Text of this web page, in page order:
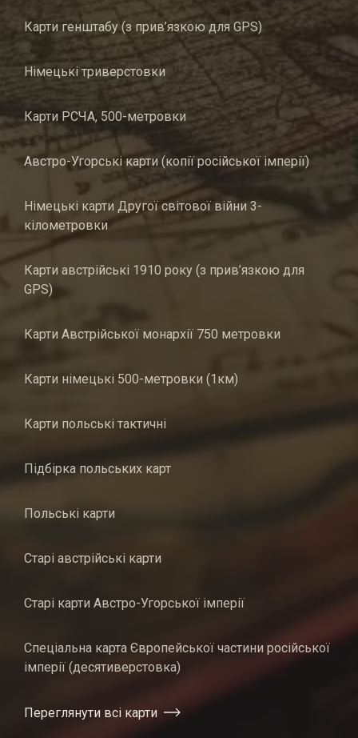
Карти генштабу (з прив’язкою для GPS)
Німецькі триверстовки
Карти РСЧА, 500-метровки
Австро-Угорські карти (копії російської імперії)
Німецькі карти Другої світової війни 3-
кілометровки
Карти австрійські 1910 року (з прив’язкою для
GPS)
Карти Австрійської монархії 750 метровки
Карти німецькі 500-метровки (1км)
Карти польські тактичні
Підбірка польських карт
Польські карти
Старі австрійські карти
Старі карти Австро-Угорської імперії
Спеціальна карта Європейської частини російської
імперії (десятиверстовка)
Переглянути всі карти